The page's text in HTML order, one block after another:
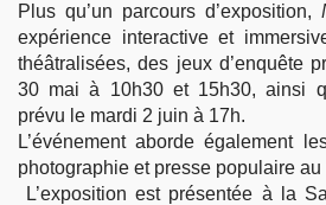
Plus qu’un parcours d’exposition,
expérience interactive et
théâtralisées, des jeux d’enquête
30 mai à 10h30 et 15h30, ainsi
prévu le mardi 2 juin à 17h.
L’événement aborde également
photographie et presse populaire
L’exposition est présentée à la